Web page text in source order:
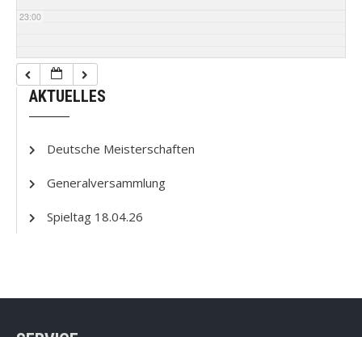
23:00
AKTUELLES
Deutsche Meisterschaften
Generalversammlung
Spieltag 18.04.26